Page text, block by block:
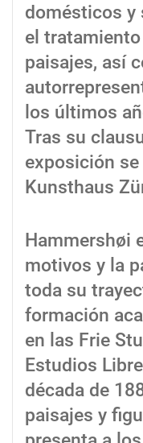
domésticos y
el
paisajes, así
los últimos
Tras su
exposición
Kunsthaus
Hammershøi
motivos y la
toda su
formación
en las Frie
Estudios
década de
paisajes y